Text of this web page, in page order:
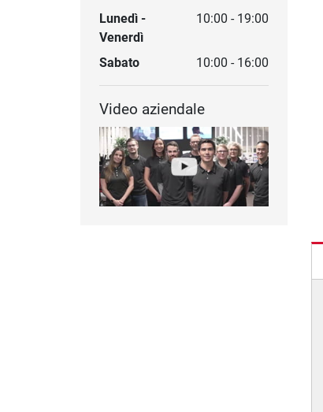
Lunedì -
Venerdì
10:00 - 19:00
Sabato 10:00 - 16:00
Video aziendale